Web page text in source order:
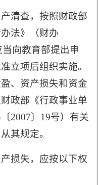
查，按照财政部
法》（财办
向教育部提出申
立项后组织实施。
、资产损失和资金
政部《行政事业单
2007〕 19号）有关
其规定。
损失，应按以下权